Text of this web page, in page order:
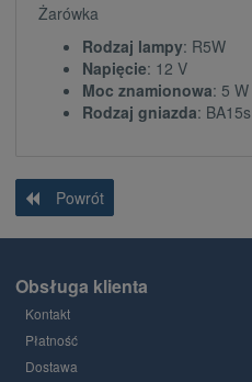
Żarówka
Rodzaj lampy: R5W
Napięcie: 12 V
Moc znamionowa: 5 W
Rodzaj gniazda: BA15s
Powrót
Obsługa klienta
Kontakt
Płatność
Dostawa